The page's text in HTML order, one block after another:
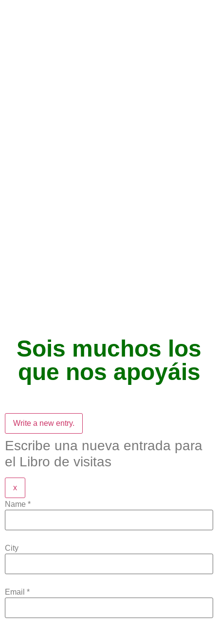
Sois muchos los
que nos apoyáis
Escribe una nueva entrada para
el Libro de visitas
x
Name *
City
Email *